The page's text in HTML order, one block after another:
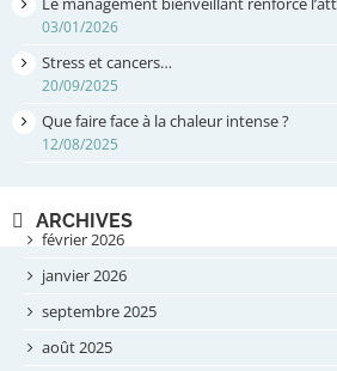
03/01/2026
Stress et cancers…
20/09/2025
Que faire face à la chaleur intense ?
12/08/2025
ARCHIVES
février 2026
janvier 2026
septembre 2025
août 2025